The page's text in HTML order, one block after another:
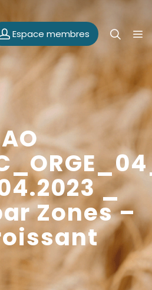
Espace membres
AO
_
Zones –